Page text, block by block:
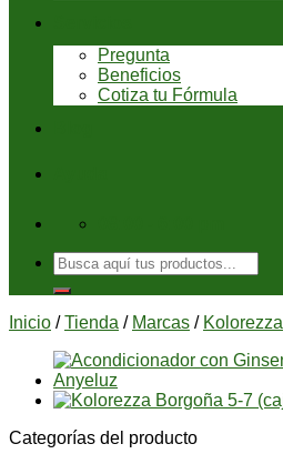
Pregunta
Beneficios
Cotiza tu Fórmula
Buscar
por:
Inicio / Tienda / Marcas / Kolorezza
Categorías del producto